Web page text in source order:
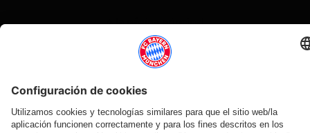
A la página principal
ESTO LE PUEDE INTERESAR